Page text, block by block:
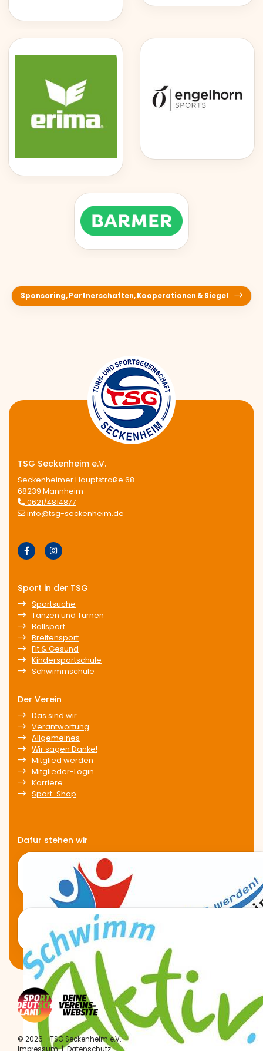
Sponsoring, Partnerschaften, Kooperationen & Siegel
TSG Seckenheim e.V.
Seckenheimer Hauptstraße 68
68239 Mannheim
0621/4814877
info@tsg-seckenheim.de
Sport in der TSG
Sportsuche
Tanzen und Turnen
Ballsport
Breitensport
Fit & Gesund
Kindersportschule
Schwimmschule
Der Verein
Das sind wir
Verantwortung
Allgemeines
Wir sagen Danke!
Mitglied werden
Mitglieder-Login
Karriere
Sport-Shop
Dafür stehen wir
© 2026 - TSG Seckenheim e.V.
Impressum|Datenschutz